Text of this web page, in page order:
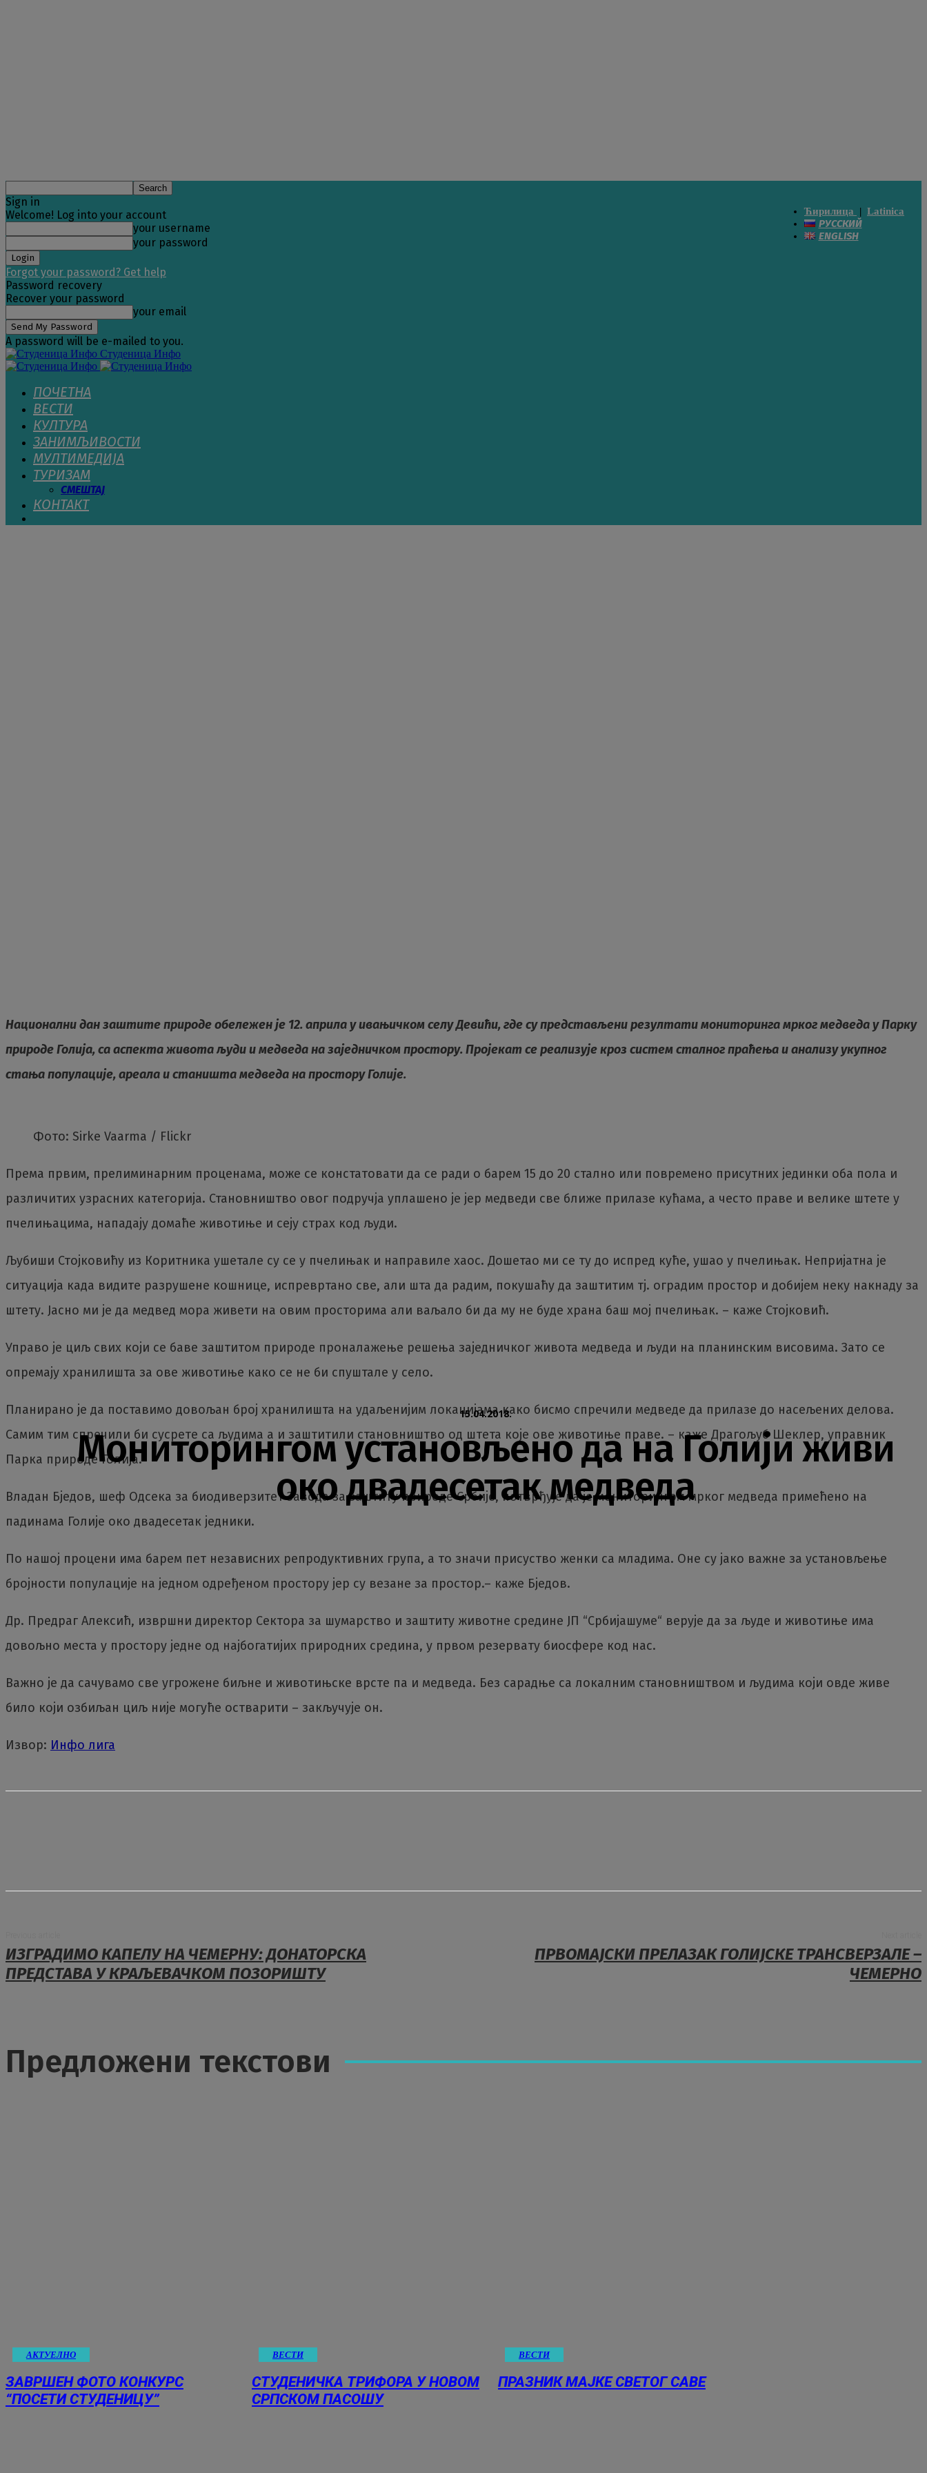
Ћирилица | Latinica
РУССКИЙ
ENGLISH
Sign in
Welcome! Log into your account
your username
your password
Forgot your password? Get help
Password recovery
Recover your password
your email
A password will be e-mailed to you.
Студеница Инфо
ПОЧЕТНА
ВЕСТИ
КУЛТУРА
ЗАНИМЉИВОСТИ
МУЛТИМЕДИЈА
ТУРИЗАМ
СМЕШТАЈ
КОНТАКТ
15.04.2018.
Мониторингом установљено да на Голији живи
око двадесетак медведа
Национални дан заштите природе обележен је 12. априла у ивањичком селу Девићи, где су представљени резултати мониторинга мрког медведа у Парку
природе Голија, са аспекта живота људи и медведа на заједничком простору. Пројекат се реализује кроз систем сталног праћења и анализу укупног
стања популације, ареала и станишта медведа на простору Голије.
Фото: Sirke Vaarma / Flickr
Према првим, прелиминарним проценама, може се констатовати да се ради о барем 15 до 20 стално или повремено присутних јединки оба пола и
различитих узрасних категорија. Становништво овог подручја уплашено је јер медведи све ближе прилазе кућама, а често праве и велике штете у
пчелињацима, нападају домаће животиње и сеју страх код људи.
Љубиши Стојковићу из Коритника ушетале су се у пчелињак и направиле хаос. Дошетао ми се ту до испред куће, ушао у пчелињак. Непријатна је
ситуација када видите разрушене кошнице, испревртано све, али шта да радим, покушаћу да заштитим тј. оградим простор и добијем неку накнаду за
штету. Јасно ми је да медвед мора живети на овим просторима али ваљало би да му не буде храна баш мој пчелињак. – каже Стојковић.
Управо је циљ свих који се баве заштитом природе проналажење решења заједничког живота медведа и људи на планинским висовима. Зато се
опремају хранилишта за ове животиње како се не би спуштале у село.
Планирано је да поставимо довољан број хранилишта на удаљенијим локацијама како бисмо спречили медведе да прилазе до насељених делова.
Самим тим спречили би сусрете са људима а и заштитили становништво од штета које ове животиње праве. – каже Драгољуб Шеклер, управник
Парка природе Голија.
Владан Бједов, шеф Одсека за биодиверзитет Завода за заштиту природе Србије, потврђује да је мониторингом мрког медведа примећено на
падинама Голије око двадесетак једники.
По нашој процени има барем пет независних репродуктивних група, а то значи присуство женки са младима. Оне су јако важне за установљење
бројности популације на једном одређеном простору јер су везане за простор.– каже Бједов.
Др. Предраг Алексић, извршни директор Сектора за шумарство и заштиту животне средине ЈП “Србијашуме“ верује да за људе и животиње има
довољно места у простору једне од најбогатијих природних средина, у првом резервату биосфере код нас.
Важно је да сачувамо све угрожене биљне и животињске врсте па и медведа. Без сарадње са локалним становништвом и људима који овде живе
било који озбиљан циљ није могуће остварити – закључује он.
Извор: Инфо лига
ИЗГРАДИМО КАПЕЛУ НА ЧЕМЕРНУ: ДОНАТОРСКА
ПРЕДСТАВА У КРАЉЕВАЧКОМ ПОЗОРИШТУ
ПРВОМАЈСКИ ПРЕЛАЗАК ГОЛИЈСКЕ ТРАНСВЕРЗАЛЕ –
ЧЕМЕРНО
Предложени текстови
АКТУЕЛНО
ЗАВРШЕН ФОТО КОНКУРС
“ПОСЕТИ СТУДЕНИЦУ”
ВЕСТИ
СТУДЕНИЧКА ТРИФОРА У НОВОМ
СРПСКОМ ПАСОШУ
ВЕСТИ
ПРАЗНИК МАЈКЕ СВЕТОГ САВЕ